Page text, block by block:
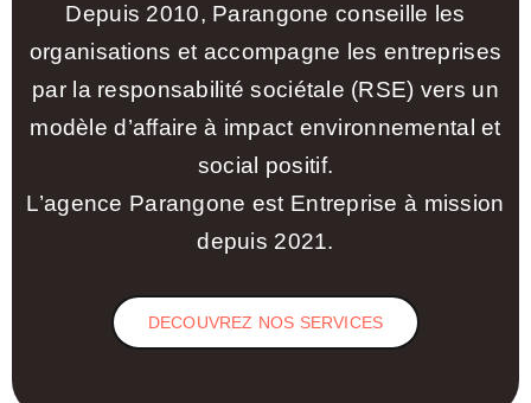
Depuis 2010, Parangone conseille les
organisations et accompagne les entreprises
par la responsabilité sociétale (RSE) vers un
modèle d’affaire à impact environnemental et
social positif.
L’agence Parangone est Entreprise à mission
depuis 2021.
DECOUVREZ NOS SERVICES